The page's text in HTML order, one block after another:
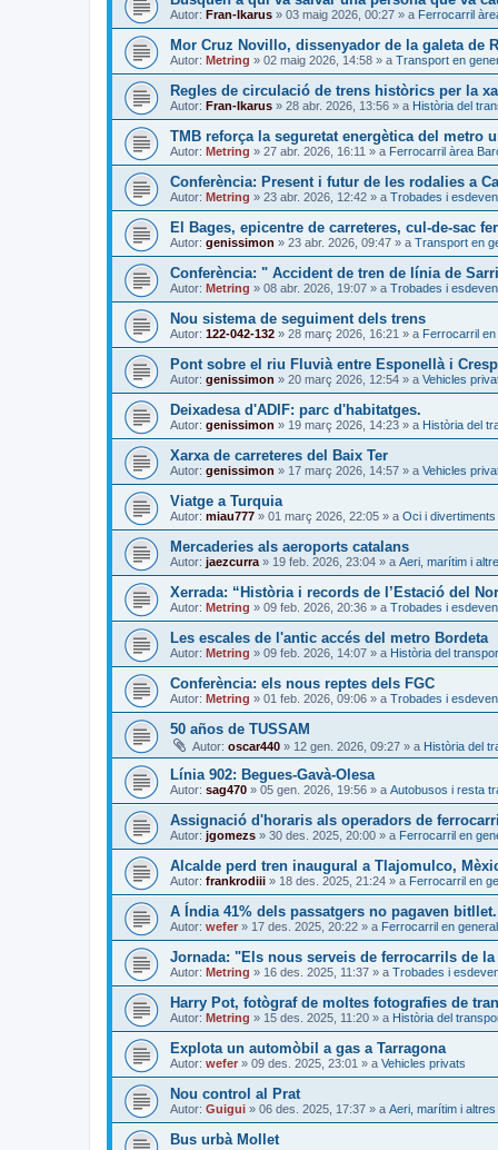
Autor: Fran-Ikarus » 03 maig 2026, 00:27 » a Ferrocarril
Mor Cruz Novillo, dissenyador de la galeta de
Autor: Metring » 02 maig 2026, 14:58 » a Transport en
Regles de circulació de trens històrics per la
Autor: Fran-Ikarus » 28 abr. 2026, 13:56 » a Història del
TMB reforça la seguretat energètica del metro
Autor: Metring » 27 abr. 2026, 16:11 » a Ferrocarril àrea
Conferència: Present i futur de les rodalies a
Autor: Metring » 23 abr. 2026, 12:42 » a Trobades i
El Bages, epicentre de carreteres, cul-de-sac
Autor: genissimon » 23 abr. 2026, 09:47 » a Transport en
Conferència: " Accident de tren de línia de
Autor: Metring » 08 abr. 2026, 19:07 » a Trobades i
Nou sistema de seguiment dels trens
Autor: 122-042-132 » 28 març 2026, 16:21 » a Ferrocarril
Pont sobre el riu Fluvià entre Esponellà i
Autor: genissimon » 20 març 2026, 12:54 » a Vehicles
Deixadesa d'ADIF: parc d'habitatges.
Autor: genissimon » 19 març 2026, 14:23 » a Història del
Xarxa de carreteres del Baix Ter
Autor: genissimon » 17 març 2026, 14:57 » a Vehicles
Viatge a Turquia
Autor: miau777 » 01 març 2026, 22:05 » a Oci i divertiments
Mercaderies als aeroports catalans
Autor: jaezcurra » 19 feb. 2026, 23:04 » a Aeri, marítim i
Xerrada: “Història i records de l’Estació del
Autor: Metring » 09 feb. 2026, 20:36 » a Trobades i
Les escales de l'antic accés del metro Bordeta
Autor: Metring » 09 feb. 2026, 14:07 » a Història del
Conferència: els nous reptes dels FGC
Autor: Metring » 01 feb. 2026, 09:06 » a Trobades i
50 años de TUSSAM
Autor: oscar440 » 12 gen. 2026, 09:27 » a Història del
Línia 902: Begues-Gavà-Olesa
Autor: sag470 » 05 gen. 2026, 19:56 » a Autobusos i resta
Assignació d'horaris als operadors de ferrocarril
Autor: jgomezs » 30 des. 2025, 20:00 » a Ferrocarril en
Alcalde perd tren inaugural a Tlajomulco,
Autor: frankrodiii » 18 des. 2025, 21:24 » a Ferrocarril en
A Índia 41% dels passatgers no pagaven
Autor: wefer » 17 des. 2025, 20:22 » a Ferrocarril en general
Jornada: "Els nous serveis de ferrocarrils de
Autor: Metring » 16 des. 2025, 11:37 » a Trobades i
Harry Pot, fotògraf de moltes fotografies de
Autor: Metring » 15 des. 2025, 11:20 » a Història del
Explota un automòbil a gas a Tarragona
Autor: wefer » 09 des. 2025, 23:01 » a Vehicles privats
Nou control al Prat
Autor: Guigui » 06 des. 2025, 17:37 » a Aeri, marítim i altres
Bus urbà Mollet